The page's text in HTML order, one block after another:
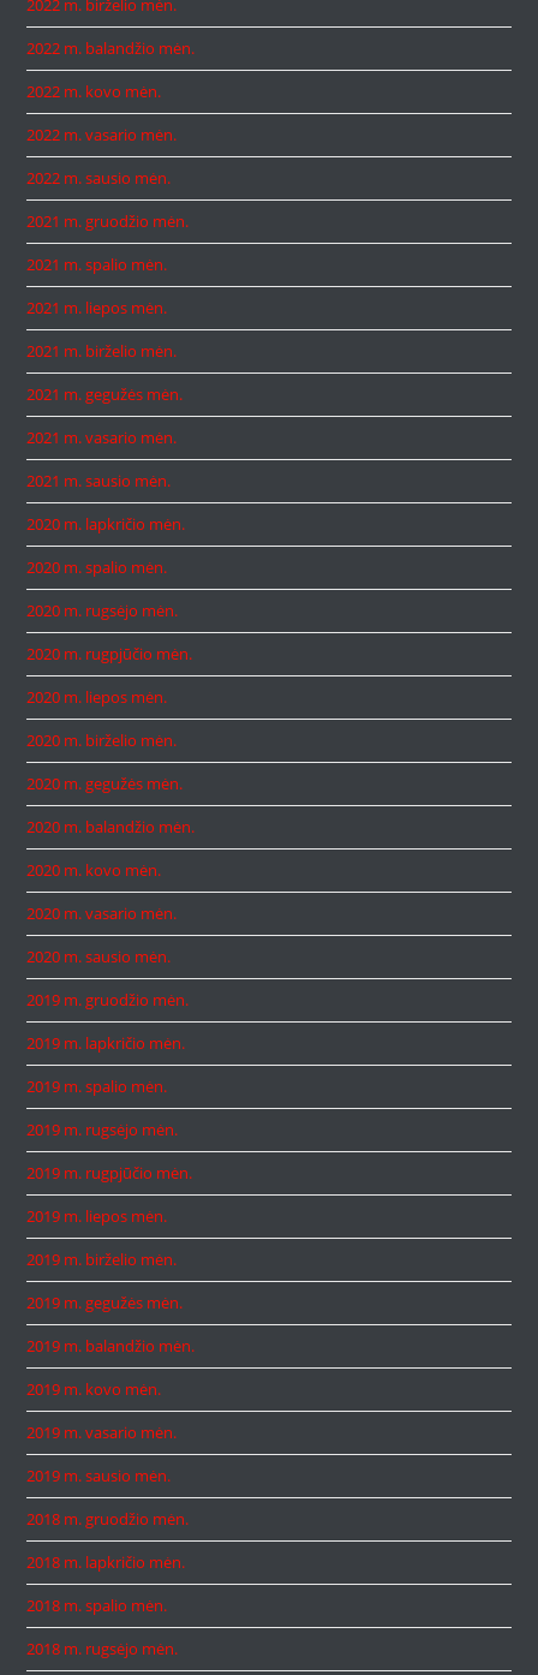
2022 m. birželio mėn.
2022 m. balandžio mėn.
2022 m. kovo mėn.
2022 m. vasario mėn.
2022 m. sausio mėn.
2021 m. gruodžio mėn.
2021 m. spalio mėn.
2021 m. liepos mėn.
2021 m. birželio mėn.
2021 m. gegužės mėn.
2021 m. vasario mėn.
2021 m. sausio mėn.
2020 m. lapkričio mėn.
2020 m. spalio mėn.
2020 m. rugsėjo mėn.
2020 m. rugpjūčio mėn.
2020 m. liepos mėn.
2020 m. birželio mėn.
2020 m. gegužės mėn.
2020 m. balandžio mėn.
2020 m. kovo mėn.
2020 m. vasario mėn.
2020 m. sausio mėn.
2019 m. gruodžio mėn.
2019 m. lapkričio mėn.
2019 m. spalio mėn.
2019 m. rugsėjo mėn.
2019 m. rugpjūčio mėn.
2019 m. liepos mėn.
2019 m. birželio mėn.
2019 m. gegužės mėn.
2019 m. balandžio mėn.
2019 m. kovo mėn.
2019 m. vasario mėn.
2019 m. sausio mėn.
2018 m. gruodžio mėn.
2018 m. lapkričio mėn.
2018 m. spalio mėn.
2018 m. rugsėjo mėn.